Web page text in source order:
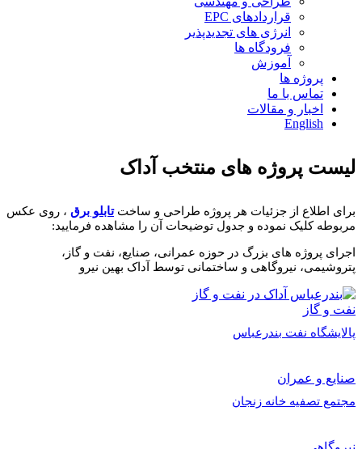
قراردادهای EPC
انرژی های تجدیدپذیر
فرودگاه ها
آموزش
پروژه ها
تماس با ما
اخبار و مقالات
English
لیست پروژه های منتخب آداک
برای اطلاع از جزئیات هر پروژه طراحی و ساختتابلو برق ، روی عکس
مربوطه کلیک نموده و جدول توضیحات آن را مشاهده فرمایید:
اجرای پروژه های بزرگ در حوزه عمرانی، صنایع، نفت و گاز،
پتروشیمی، نیروگاهی و ساختمانی توسط آداک بهین نیرو
نفت و گاز
پالایشگاه نفت بندرعباس
صنایع و عمران
مجتمع تصفیه خانه زنجان